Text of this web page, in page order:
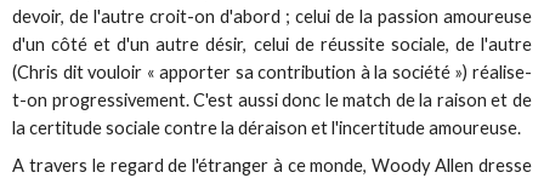
devoir, de l'autre croit-on d'abord ; celui de la passion amoureuse
d'un côté et d'un autre désir, celui de réussite sociale, de l'autre
(Chris dit vouloir « apporter sa contribution à la société ») réalise-
t-on progressivement. C'est aussi donc le match de la raison et de
la certitude sociale contre la déraison et l'incertitude amoureuse.
A travers le regard de l'étranger à ce monde, Woody Allen dresse